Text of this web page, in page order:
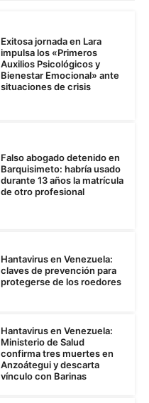
Exitosa jornada en Lara
impulsa los «Primeros
Auxilios Psicológicos y
Bienestar Emocional» ante
situaciones de crisis
Falso abogado detenido en
Barquisimeto: habría usado
durante 13 años la matrícula
de otro profesional
Hantavirus en Venezuela:
claves de prevención para
protegerse de los roedores
Hantavirus en Venezuela:
Ministerio de Salud
confirma tres muertes en
Anzoátegui y descarta
vínculo con Barinas